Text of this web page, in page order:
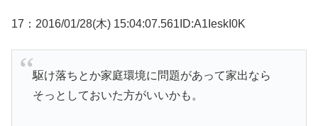
17：2016/01/28(木) 15:04:07.561ID:A1IeskI0K
駆け落ちとか家庭環境に問題があって家出なら
そっとしておいた方がいいかも。